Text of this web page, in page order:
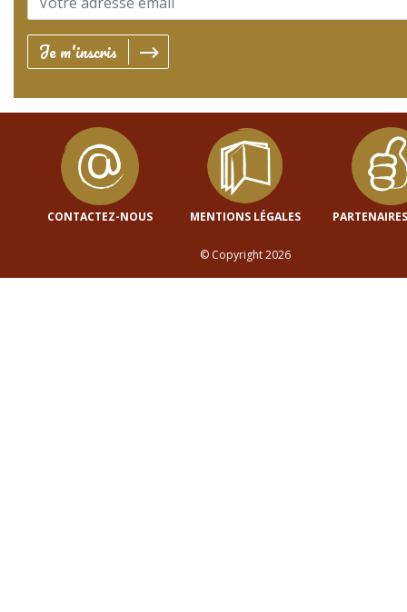
Je m'inscris
CONTACTEZ-NOUS MENTIONS LÉGALES
© Copyright 2026